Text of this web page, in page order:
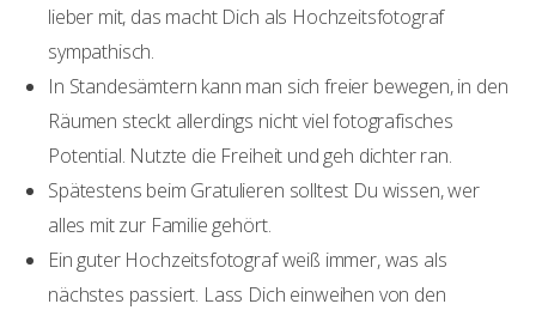
lieber mit, das macht Dich als Hochzeitsfotograf
sympathisch.
In Standesämtern kann man sich freier bewegen, in den
Räumen steckt allerdings nicht viel fotografisches
Potential. Nutzte die Freiheit und geh dichter ran.
Spätestens beim Gratulieren solltest Du wissen, wer
alles mit zur Familie gehört.
Ein guter Hochzeitsfotograf weiß immer, was als
nächstes passiert. Lass Dich einweihen von den